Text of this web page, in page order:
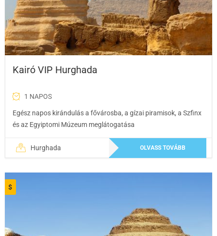
Kairó VIP Hurghada
1 NAPOS
Egész napos kirándulás a fővárosba, a gízai piramisok, a Szfinx
és az Egyiptomi Múzeum meglátogatása
Hurghada OLVASS TOVÁBB
$